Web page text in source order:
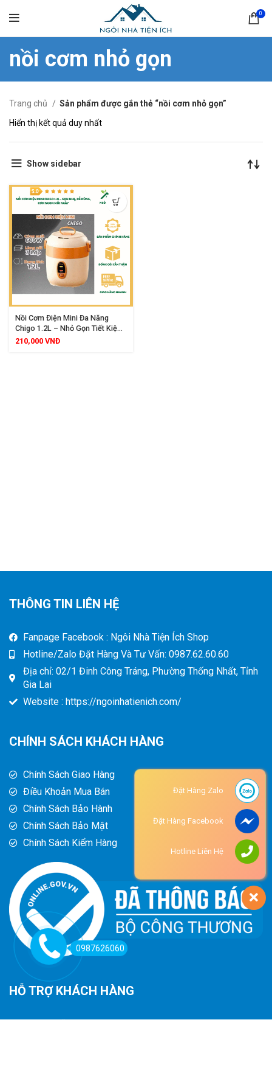
0
nồi cơm nhỏ gọn
Trang chủ
Sản phẩm được gắn thẻ “nồi cơm nhỏ gọn”
Hiển thị kết quả duy nhất
Show sidebar
Nồi Cơm Điện Mini Đa Năng
Chigo 1.2L – Nhỏ Gọn Tiết Kiệm
Điện, Nấu Cơm, Hâm Nóng, Giữ
210,000 VNĐ
THÔNG TIN LIÊN HỆ
Fanpage Facebook : Ngôi Nhà Tiện Ích Shop
Hotline/Zalo Đặt Hàng Và Tư Vấn: 0987.62.60.60
Địa chỉ: 02/1 Đinh Công Tráng, Phường Thống Nhất, Tỉnh
Gia Lai
Website : https://ngoinhatienich.com/
CHÍNH SÁCH KHÁCH HÀNG
Chính Sách Giao Hàng
Điều Khoản Mua Bán
Chính Sách Bảo Hành
Chính Sách Bảo Mật
Chính Sách Kiểm Hàng
HỖ TRỢ KHÁCH HÀNG
0987626060
Đặt Hàng Zalo
Đặt Hàng Facebook
Hotline Liên Hệ